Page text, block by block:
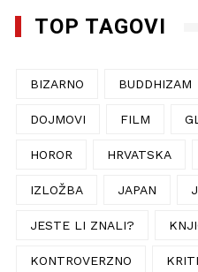
TOP TAGOVI
BIZARNO BUDDHIZAM
DOJMOVI FILM
HOROR HRVATSKA
IZLOŽBA JAPAN
JESTE LI ZNALI?
KONTROVERZNO